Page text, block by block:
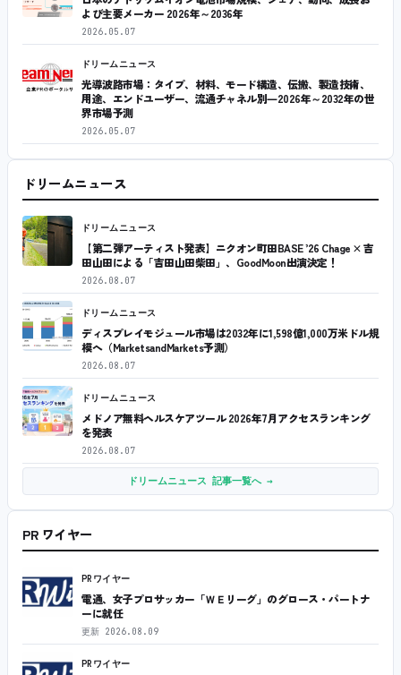
よび主要メーカー 2026年～2036年
2026.05.07
ドリームニュース
光導波路市場：タイプ、材料、モード構造、伝搬、製造技術、
用途、エンドユーザー、流通チャネル別―2026年～2032年の世
界市場予測
2026.05.07
ドリームニュース
ドリームニュース
【第二弾アーティスト発表】ニクオン町田BASE ’26 Chage × 吉
田山田による「吉田山田柴田」、GoodMoon出演決定！
2026.08.07
ドリームニュース
ディスプレイモジュール市場は2032年に1,598億1,000万米ドル規
模へ（MarketsandMarkets予測）
2026.08.07
ドリームニュース
メドノア無料ヘルスケアツール 2026年7月アクセスランキング
を発表
2026.08.07
ドリームニュース 記事一覧へ →
PR ワイヤー
PRワイヤー
電通、女子プロサッカー「ＷＥリーグ」のグロース・パートナ
ーに就任
更新 2026.08.09
PRワイヤー